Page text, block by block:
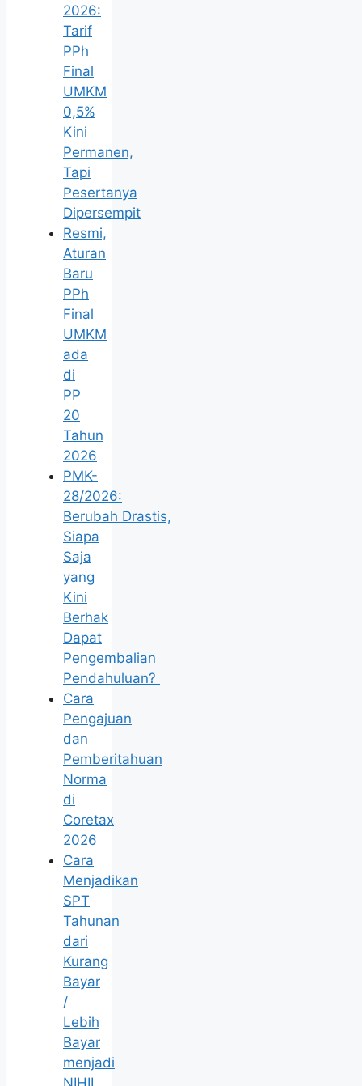
2026:
Tarif
PPh
Final
UMKM
0,5%
Kini
Permanen,
Tapi
Pesertanya
Dipersempit
Resmi,
Aturan
Baru
PPh
Final
UMKM
ada
di
PP
20
Tahun
2026
PMK-
28/2026:
Berubah Drastis,
Siapa
Saja
yang
Kini
Berhak
Dapat
Pengembalian
Pendahuluan?
Cara
Pengajuan
dan
Pemberitahuan
Norma
di
Coretax
2026
Cara
Menjadikan
SPT
Tahunan
dari
Kurang
Bayar
/
Lebih
Bayar
menjadi